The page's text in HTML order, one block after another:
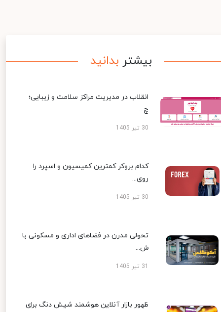
بیشتر بدانید
انقلاب در مدیریت مراکز سلامت و زیبایی؛
چ...
30 تیر 1405
کدام بروکر کمترین کمیسیون و اسپرد را
روی...
30 تیر 1405
تحولی مدرن در فضاهای اداری و مسکونی با
ش...
ظهور بازار آنلاین هوشمند شیش دنگ برای